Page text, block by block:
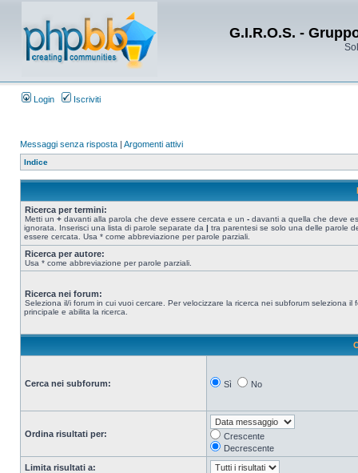
G.I.R.O.S. -
Login Iscriviti
Messaggi senza risposta | Argomenti attivi
Indice
Ricerca per termini:
Metti un + davanti alla parola che deve essere cercata e un - davanti a quella che deve
ignorata. Inserisci una lista di parole separate da | tra parentesi se solo una delle parole
essere cercata. Usa * come abbreviazione per parole parziali.
Ricerca per autore:
Usa * come abbreviazione per parole parziali.
Ricerca nei forum:
Seleziona il/i forum in cui vuoi cercare. Per velocizzare la ricerca nei subforum seleziona il
principale e abilita la ricerca.
Cerca nei subforum: Sì No
Ordina risultati per:
Crescente
Decrescente
Limita risultati a: